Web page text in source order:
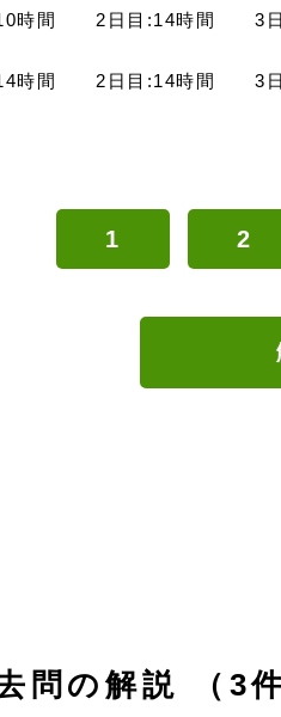
時間 2日目:14時間 3
時間 2日目:14時間 3
1 2
問の解説 （3件